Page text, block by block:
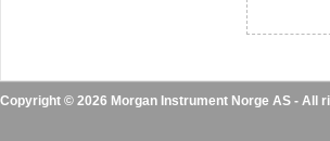
Copyright © 2026 Morgan Instrument Norge AS - All